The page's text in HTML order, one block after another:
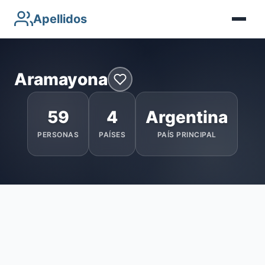
Apellidos
Aramayona
59
PERSONAS
4
PAÍSES
Argentina
PAÍS PRINCIPAL